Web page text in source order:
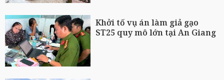
Khởi tố vụ án làm giả gạo
ST25 quy mô lớn tại An Giang